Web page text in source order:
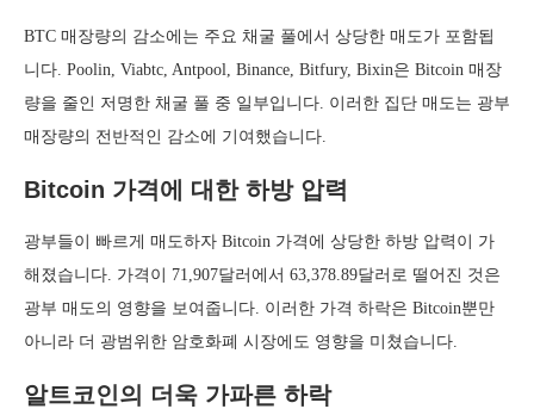
BTC 매장량의 감소에는 주요 채굴 풀에서 상당한 매도가 포함됩
니다. Poolin, Viabtc, Antpool, Binance, Bitfury, Bixin은 Bitcoin 매장
량을 줄인 저명한 채굴 풀 중 일부입니다. 이러한 집단 매도는 광부
매장량의 전반적인 감소에 기여했습니다.
Bitcoin 가격에 대한 하방 압력
광부들이 빠르게 매도하자 Bitcoin 가격에 상당한 하방 압력이 가
해졌습니다. 가격이 71,907달러에서 63,378.89달러로 떨어진 것은
광부 매도의 영향을 보여줍니다. 이러한 가격 하락은 Bitcoin뿐만
아니라 더 광범위한 암호화폐 시장에도 영향을 미쳤습니다.
알트코인의 더욱 가파른 하락